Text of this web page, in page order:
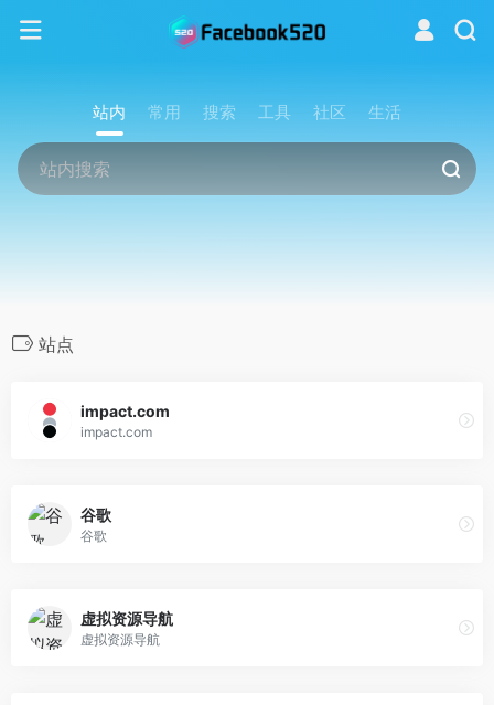
站内 常用 搜索 工具 社区 生活
站点
impact.com
impact.com
谷歌
谷歌
虚拟资源导航
虚拟资源导航